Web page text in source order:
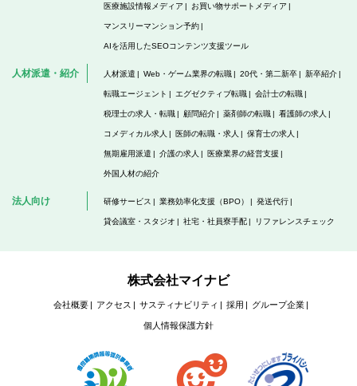
医療施設情報メディア お買い物サポートメディア
マンスリーマンション予約
AIを活用したSEOコンテンツ支援ツール
人材派遣・紹介 人材派遣 Web・ゲーム業界の転職 20代・第二新卒 新卒紹介
転職エージェント エグゼクティブ転職 会計士の転職
税理士の求人・転職 顧問紹介 薬剤師の転職 看護師の求人
コメディカル求人 医師の転職・求人 保育士の求人
無期雇用派遣 介護の求人 医療業界の経営支援
外国人材の紹介
法人向け 研修サービス 業務効率化支援（BPO） 発送代行
貸会議室・スタジオ 社宅・社員寮手配 リファレンスチェック
株式会社マイナビ
会社概要 アクセス サスティナビリティ 採用 グループ企業
個人情報保護方針